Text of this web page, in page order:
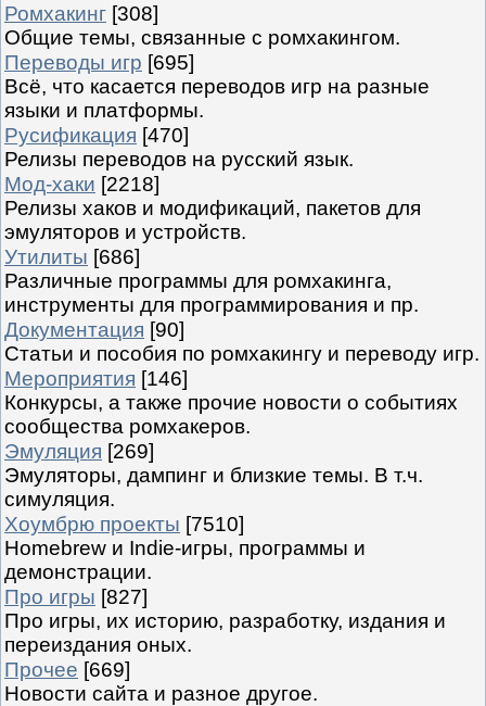
Ромхакинг [308]
Общие темы, связанные с ромхакингом.
Переводы игр [695]
Всё, что касается переводов игр на разные
языки и платформы.
Русификация [470]
Релизы переводов на русский язык.
Мод-хаки [2218]
Релизы хаков и модификаций, пакетов для
эмуляторов и устройств.
Утилиты [686]
Различные программы для ромхакинга,
инструменты для программирования и пр.
Документация [90]
Статьи и пособия по ромхакингу и переводу игр.
Мероприятия [146]
Конкурсы, а также прочие новости о событиях
сообщества ромхакеров.
Эмуляция [269]
Эмуляторы, дампинг и близкие темы. В т.ч.
симуляция.
Хоумбрю проекты [7510]
Homebrew и Indie-игры, программы и
демонстрации.
Про игры [827]
Про игры, их историю, разработку, издания и
переиздания оных.
Прочее [669]
Новости сайта и разное другое.